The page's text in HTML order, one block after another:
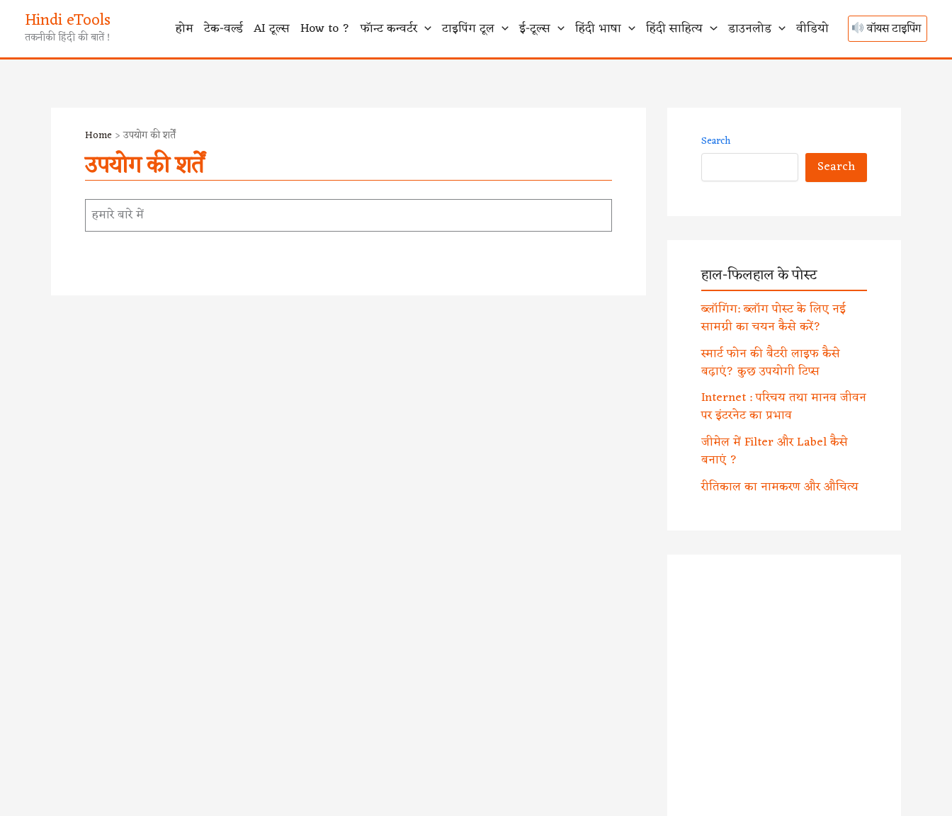
Hindi eTools
तकनीकी हिंदी की बातें ! होम टेक-वर्ल्ड AI टूल्स How to ? फॉन्ट कन्वर्टर टाइपिंग टूल ई-टूल्स हिंदी भाषा हिंदी साहित्य डाउनलोड वीडियो वॉयस टाइपिंग
Home उपयोग की शर्तें
उपयोग की शर्तें
हमारे बारे में
Search
Search
हाल-फिलहाल के पोस्ट
ब्लॉगिंग: ब्लॉग पोस्ट के लिए नई
सामग्री का चयन कैसे करें?
स्मार्ट फोन की बैटरी लाइफ कैसे
बढ़ाएं? कुछ उपयोगी टिप्स
Internet : परिचय तथा मानव जीवन
पर इंटरनेट का प्रभाव
जीमेल में Filter और Label कैसे
बनाएं ?
रीतिकाल का नामकरण और औचित्य